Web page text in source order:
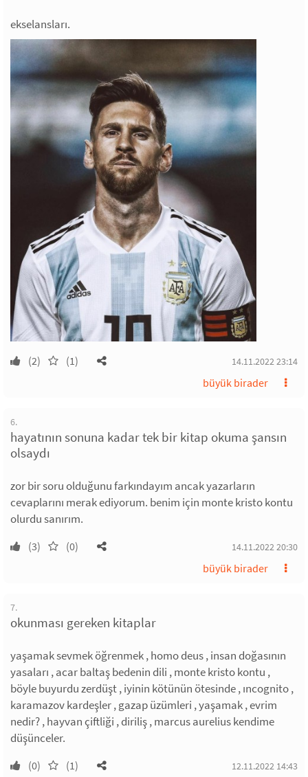
ekselansları.
(2) (1) 14.11.2022 23:14
büyük birader
6.
hayatının sonuna kadar tek bir kitap okuma şansın
olsaydı
zor bir soru olduğunu farkındayım ancak yazarların
cevaplarını merak ediyorum. benim için monte kristo kontu
olurdu sanırım.
(3) (0) 14.11.2022 20:30
büyük birader
7.
okunması gereken kitaplar
yaşamak sevmek öğrenmek , homo deus , insan doğasının
yasaları , acar baltaş bedenin dili , monte kristo kontu ,
böyle buyurdu zerdüşt , iyinin kötünün ötesinde , ıncognito ,
karamazov kardeşler , gazap üzümleri , yaşamak , evrim
nedir? , hayvan çiftliği , diriliş , marcus aurelius kendime
düşünceler.
(0) (1) 12.11.2022 14:43